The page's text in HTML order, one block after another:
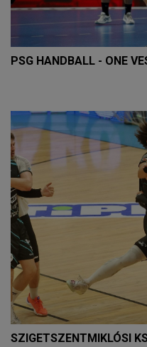
PSG HANDBALL - ONE
SZIGETSZENTMIKLÓSI